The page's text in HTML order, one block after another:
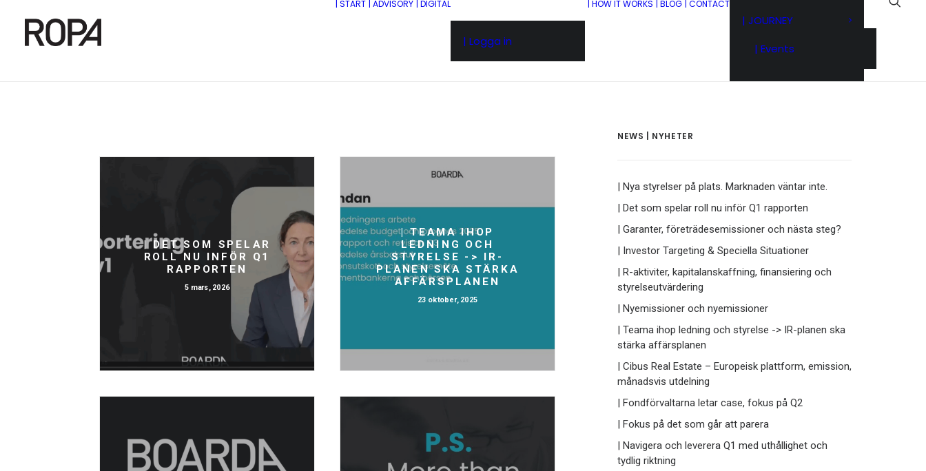
| START | ADVISORY | DIGITAL
| Logga in
| HOW IT WORKS | BLOG | CONTACT
| JOURNEY
| Events
| DET SOM SPELAR
ROLL NU INFÖR Q1
RAPPORTEN
5 mars, 2026
| TEAMA IHOP
LEDNING OCH
STYRELSE -> IR-
PLANEN SKA STÄRKA
AFFÄRSPLANEN
23 oktober, 2025
NEWS | NYHETER
| Nya styrelser på plats. Marknaden väntar inte.
| Det som spelar roll nu inför Q1 rapporten
| Garanter, företrädesemissioner och nästa steg?
| Investor Targeting & Speciella Situationer
| R-aktiviter, kapitalanskaffning, finansiering och
styrelseutvärdering
| Nyemissioner och nyemissioner
| Teama ihop ledning och styrelse -> IR-planen ska
stärka affärsplanen
| Cibus Real Estate – Europeisk plattform, emission,
månadsvis utdelning
| Fondförvaltarna letar case, fokus på Q2
| Fokus på det som går att parera
| Navigera och leverera Q1 med uthållighet och
tydlig riktning